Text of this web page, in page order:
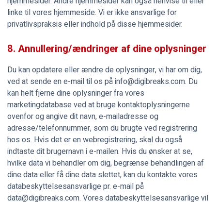
linke til vores hjemmeside. Vi er ikke ansvarlige for
privatlivspraksis eller indhold på disse hjemmesider.
8. Annullering/ændringer af dine oplysninger
Du kan opdatere eller ændre de oplysninger, vi har om dig,
ved at sende en e-mail til os på info@digibreaks.com. Du
kan helt fjerne dine oplysninger fra vores
marketingdatabase ved at bruge kontaktoplysningerne
ovenfor og angive dit navn, e-mailadresse og
adresse/telefonnummer, som du brugte ved registrering
hos os. Hvis det er en webregistrering, skal du også
indtaste dit brugernavn i e-mailen. Hvis du ønsker at se,
hvilke data vi behandler om dig, begrænse behandlingen af
dine data eller få dine data slettet, kan du kontakte vores
databeskyttelsesansvarlige pr. e-mail på
data@digibreaks.com. Vores databeskyttelsesansvarlige vil